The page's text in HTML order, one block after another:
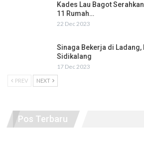
Kades Lau Bagot
11 Rumah…
22 Dec 2023
Sinaga Bekerja di Ladang,
Sidikalang
17 Dec 2023
PREV NEXT
Pos Terbaru